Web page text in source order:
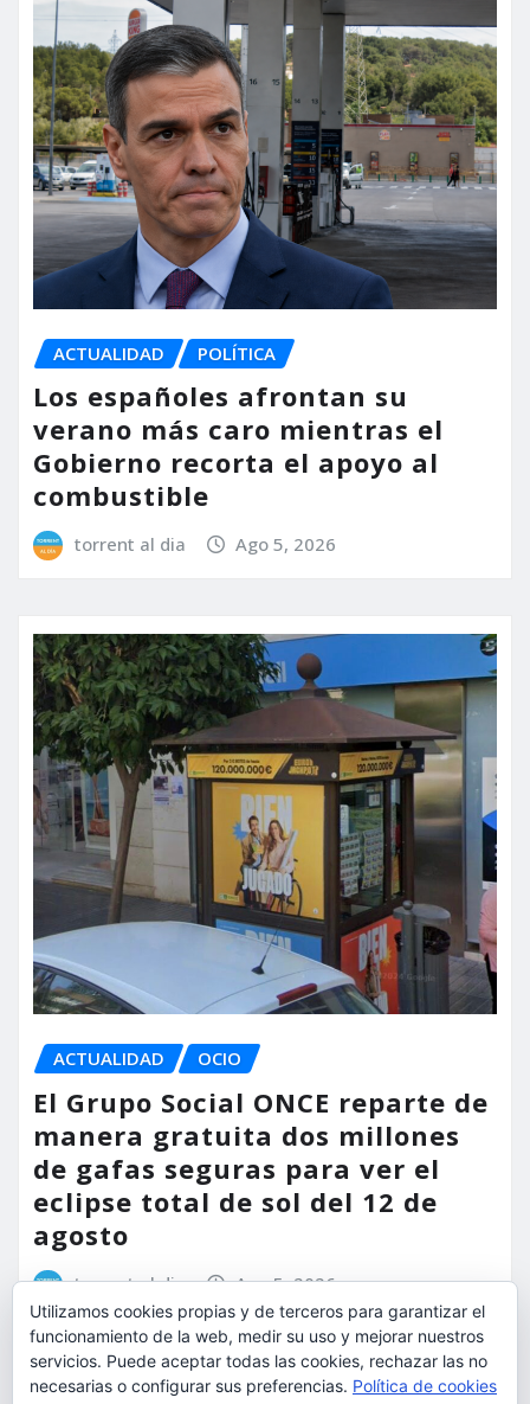
ACTUALIDAD POLÍTICA
Los españoles afrontan su
verano más caro mientras el
Gobierno recorta el apoyo al
combustible
torrent al dia Ago 5, 2026
ACTUALIDAD OCIO
El Grupo Social ONCE reparte de
manera gratuita dos millones
de gafas seguras para ver el
eclipse total de sol del 12 de
agosto
torrent al dia Ago 5, 2026
Utilizamos cookies propias y de terceros para garantizar el
funcionamiento de la web, medir su uso y mejorar nuestros
servicios. Puede aceptar todas las cookies, rechazar las no
necesarias o configurar sus preferencias. Política de cookies